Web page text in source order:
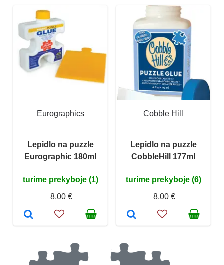
Eurographics
Lepidlo na puzzle
Eurographic 180ml
turime prekyboje (1)
8,00 €
Cobble Hill
Lepidlo na puzzle
CobbleHill 177ml
turime prekyboje (6)
8,00 €